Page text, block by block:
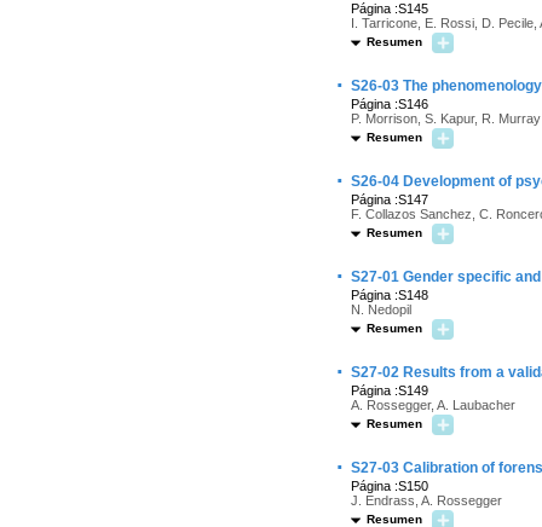
Página :S145
I. Tarricone, E. Rossi, D. Pecile,
Resumen
· S26-03 The
Página :S146
P. Morrison, S. Kapur, R. Murray
Resumen
· S26-04 Development of
Página :S147
F. Collazos Sanchez, C.
Resumen
· S27-01 Gender specific
Página :S148
N. Nedopil
Resumen
· S27-02 Results from a
Página :S149
A. Rossegger, A. Laubacher
Resumen
· S27-03 Calibration of
Página :S150
J. Endrass, A. Rossegger
Resumen